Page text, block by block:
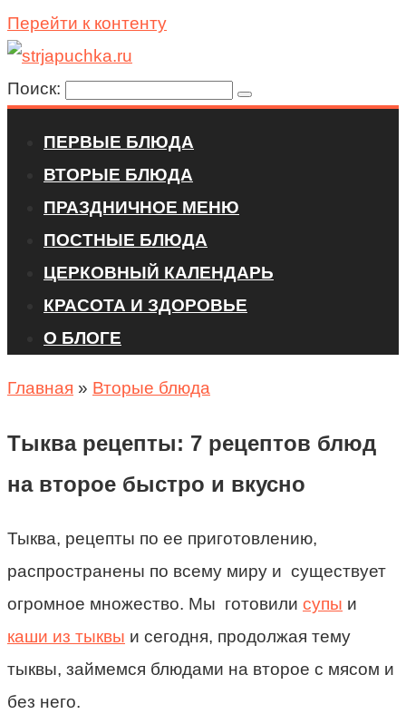
Перейти к контенту
Поиск:
ПЕРВЫЕ БЛЮДА
ВТОРЫЕ БЛЮДА
ПРАЗДНИЧНОЕ МЕНЮ
ПОСТНЫЕ БЛЮДА
ЦЕРКОВНЫЙ КАЛЕНДАРЬ
КРАСОТА И ЗДОРОВЬЕ
О БЛОГЕ
Главная » Вторые блюда
Тыква рецепты: 7 рецептов блюд
на второе быстро и вкусно
Тыква, рецепты по ее приготовлению,
распространены по всему миру и существует
огромное множество. Мы готовили супы и
каши из тыквы и сегодня, продолжая тему
тыквы, займемся блюдами на второе с мясом и
без него.